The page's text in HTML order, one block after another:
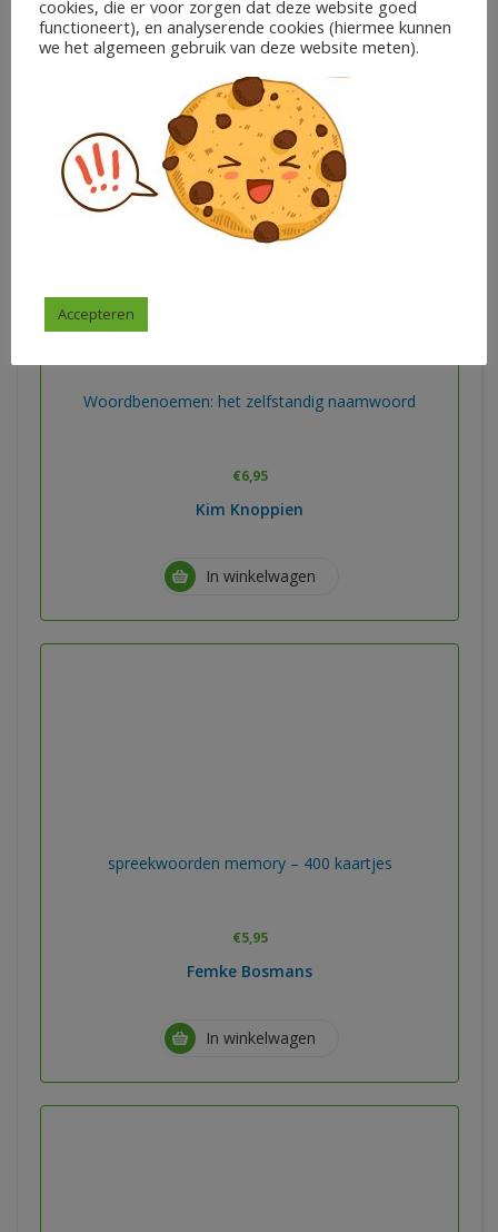
€12,95
Femke Bosmans
In winkelwagen
Woordbenoemen: het zelfstandig naamwoord
€6,95
Kim Knoppien
In winkelwagen
spreekwoorden memory – 400 kaartjes
€5,95
Femke Bosmans
In winkelwagen
cookies, die er voor zorgen dat deze website goed
functioneert), en analyserende cookies (hiermee kunnen
we het algemeen gebruik van deze website meten).
Accepteren